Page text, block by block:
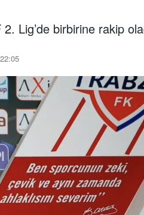
Lig’de birbirine rakip